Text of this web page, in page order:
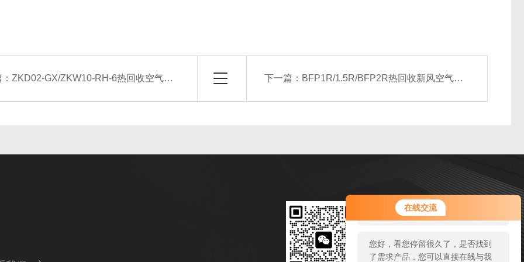
在线交流
您好！欢迎前来咨询，很高兴为您
服务，请问您要咨询什么问题呢？
您好，看您停留很久了，是否找到
了需求产品，您可以直接在线与我
：ZKD02-GX/ZKW10-RH-6热回收空气处理机组 下一篇： BFP1R/1.5R/BFP2R热回收新风空气处理机组
扫码加微信
传真：86-534-8925434